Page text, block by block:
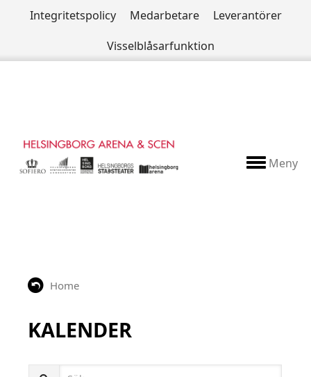
Integritetspolicy Medarbetare
Leverantörer
Visselblåsarfunktion
Meny
Home
KALENDER